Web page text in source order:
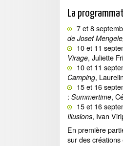
La
7 et 8
de Josef
10 et 11
Virage, Juliette
10 et 11
Camping,
15 et 16
: Summertime,
15 et 16
Illusions, Ivan
En première
sur des